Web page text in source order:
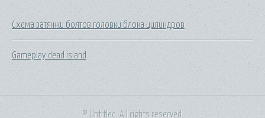
Схема затяжки болтов головки блока цилиндров
Gameplay dead island
© Untitled. All rights reserved.